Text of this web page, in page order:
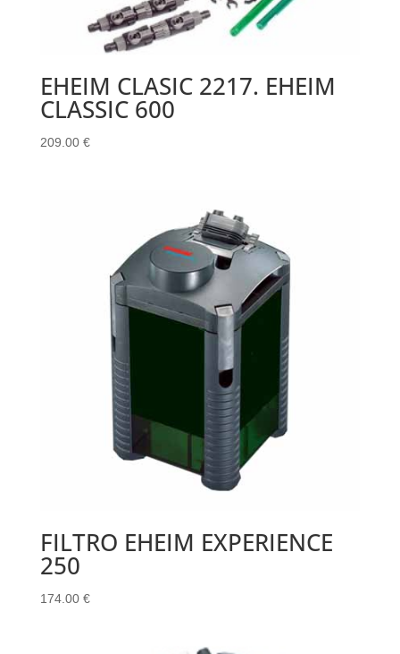
EHEIM CLASIC 2217. EHEIM
CLASSIC 600
209.00 €
FILTRO EHEIM EXPERIENCE
250
174.00 €